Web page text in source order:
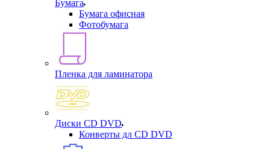
Бумага
Бумага офисная
Фотобумага
Пленка для ламинатора
Диски CD DVD
Конверты дл CD DVD